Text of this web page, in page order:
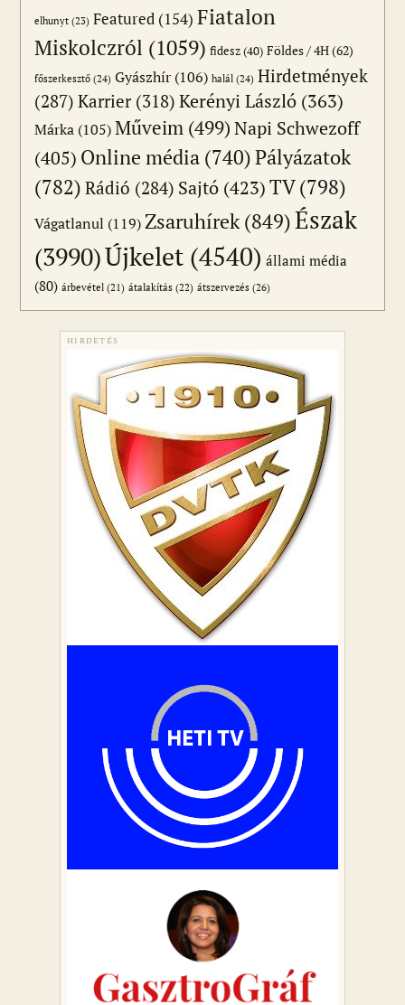
elhunyt (23) Featured (154) Fiatalon
Miskolczról (1059) fidesz(40) Földes / 4H(62)
főszerkesztő (24) Gyászhír (106) halál (24) Hirdetmények
(287) Karrier(318) Kerényi László (363)
Márka (105) Műveim (499)Napi Schwezoff
(405) Online média (740)Pályázatok
(782) Rádió (284) Sajtó (423)TV(798)
Vágatlanul (119) Zsaruhírek (849)Észak
(3990)Újkelet (4540) állami média
(80) árbevétel (21) átalakítás (22) átszervezés (26)
HIRDETÉS